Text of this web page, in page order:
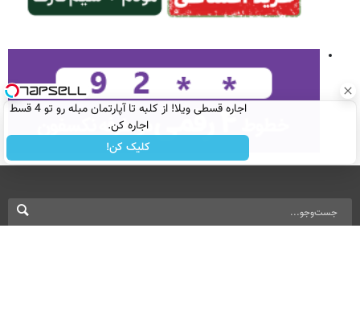
اجاره‌ قسطی ویلا! از کلبه تا آپارتمان مبله رو تو 4 قسط
اجاره کن.
کلیک کن!